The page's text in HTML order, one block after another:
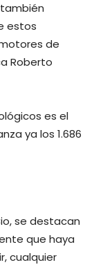
estos
de
Roberto
es el
ya los 1.686
se destacan
que haya
cualquier